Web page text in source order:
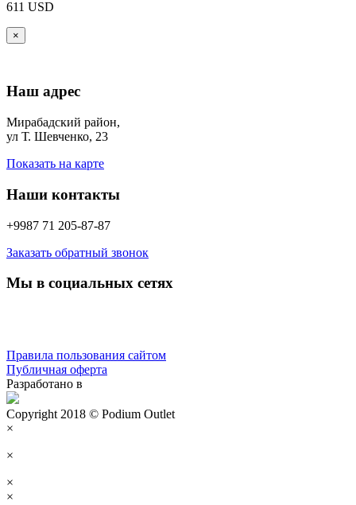
611 USD
×
Наш адрес
Мирабадский район,
ул Т. Шевченко, 23
Показать на карте
Наши контакты
+9987 71 205-87-87
Заказать обратный звонок
Мы в социальных сетях
Правила пользования сайтом
Публичная оферта
Разработано в
Copyright 2018 © Podium Outlet
×
×
×
×